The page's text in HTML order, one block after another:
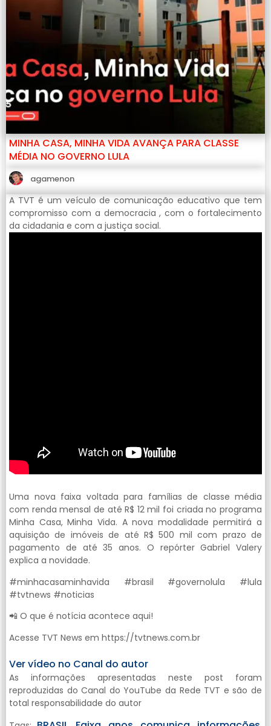
MINHA CASA, MINHA VIDA AVANÇA PARA CLASSE
MÉDIA NO GOVERNO LULA
agamenon
A TVT é um veículo de comunicação educativo que tem
compromisso com a democracia , com o fortalecimento
da cidadania e com a justiça social.
Uma nova faixa voltada para famílias de classe média
com renda mensal de até R$ 12 mil foi criada no programa
Minha Casa, Minha Vida. A nova modalidade permitirá a
aquisição de imóveis de até R$ 500 mil com prazo de
pagamento de até 35 anos. O repórter Gabriel Valery
explica a novidade.
#minhacasaminhavida #brasil #governolula #lula
#tvtnews #noticias
📲 O que é notícia acontece aqui!
Acesse TVT News em https://tvtnews.com.br
Ver vídeo no Canal do autor
As informações apresentadas neste post foram
reproduzidas do Canal do YouTube da Rede TVT e são de
total responsabilidade do autor